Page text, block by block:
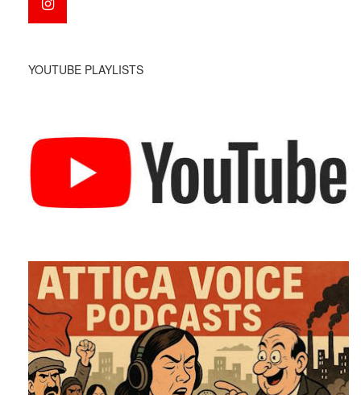
YOUTUBE PLAYLISTS